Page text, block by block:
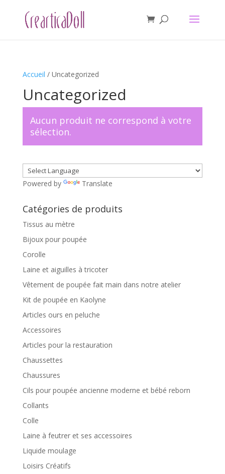
Accueil / Uncategorized
Uncategorized
Aucun produit ne correspond à votre
sélection.
Powered by Translate
Catégories de produits
Tissus au mètre
Bijoux pour poupée
Corolle
Laine et aiguilles à tricoter
Vêtement de poupée fait main dans notre atelier
Kit de poupée en Kaolyne
Articles ours en peluche
Accessoires
Articles pour la restauration
Chaussettes
Chaussures
Cils pour poupée ancienne moderne et bébé reborn
Collants
Colle
Laine à feutrer et ses accessoires
Liquide moulage
Loisirs Créatifs